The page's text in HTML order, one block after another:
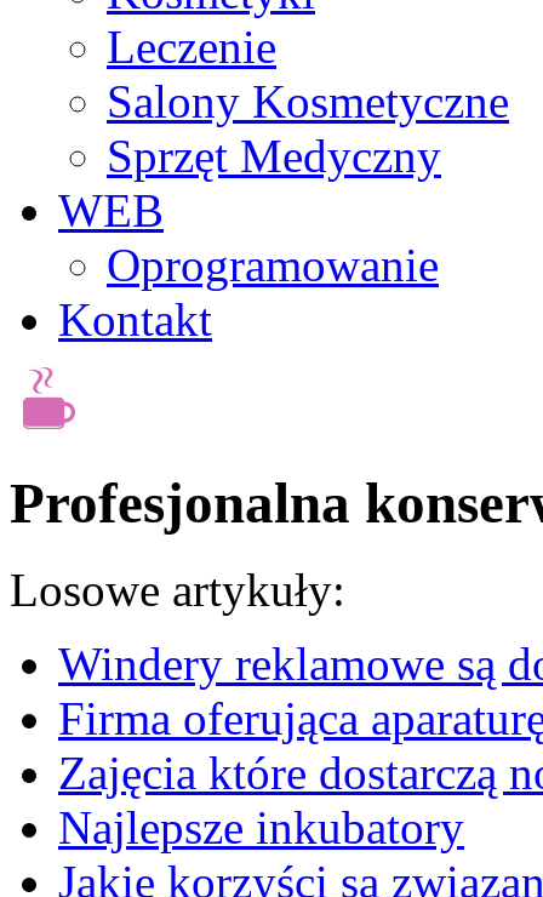
Leczenie
Salony Kosmetyczne
Sprzęt Medyczny
WEB
Oprogramowanie
Kontakt
Profesjonalna
Losowe artykuły:
Windery reklamowe są
Firma oferująca
Zajęcia które dostarczą
Najlepsze inkubatory
Jakie korzyści są